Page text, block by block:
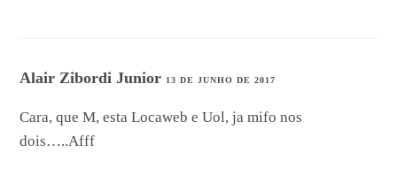
Alair Zibordi Junior 13 DE JUNHO DE 2017
Cara, que M, esta Locaweb e Uol, ja mifo nos
dois…..Afff